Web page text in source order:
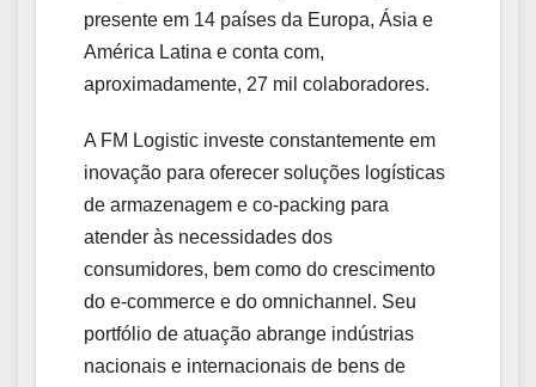
presente em 14 países da Europa, Ásia e
América Latina e conta com,
aproximadamente, 27 mil colaboradores.
A FM Logistic investe constantemente em
inovação para oferecer soluções logísticas
de armazenagem e co-packing para
atender às necessidades dos
consumidores, bem como do crescimento
do e-commerce e do omnichannel. Seu
portfólio de atuação abrange indústrias
nacionais e internacionais de bens de